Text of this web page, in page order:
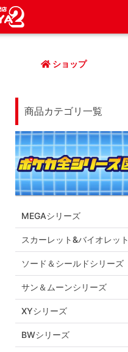
ショップ
商品カテゴリ一覧
MEGAシリーズ
スカーレット&バイオレット
ソード＆シールドシリーズ
サン＆ムーンシリーズ
XYシリーズ
BWシリーズ